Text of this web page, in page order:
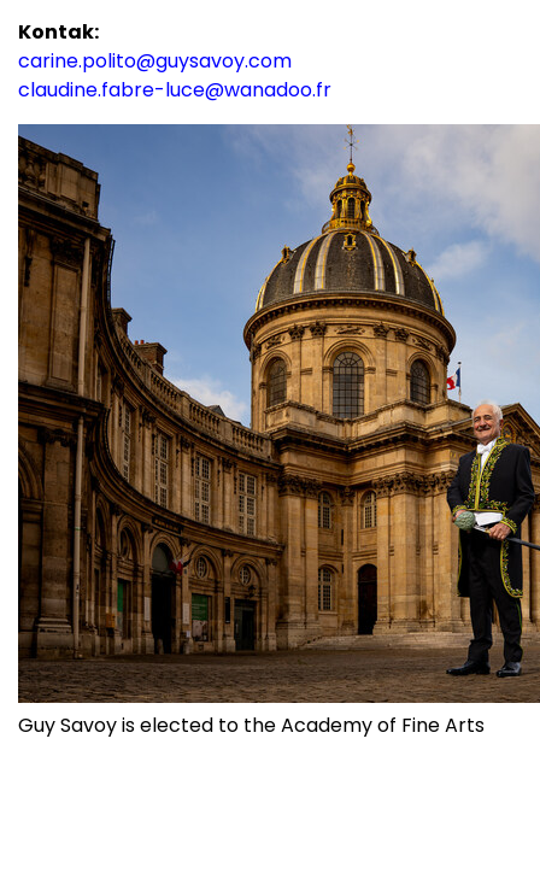
Kontak:
carine.polito@guysavoy.com
claudine.fabre-luce@wanadoo.fr
Guy Savoy is elected to the Academy of Fine Arts